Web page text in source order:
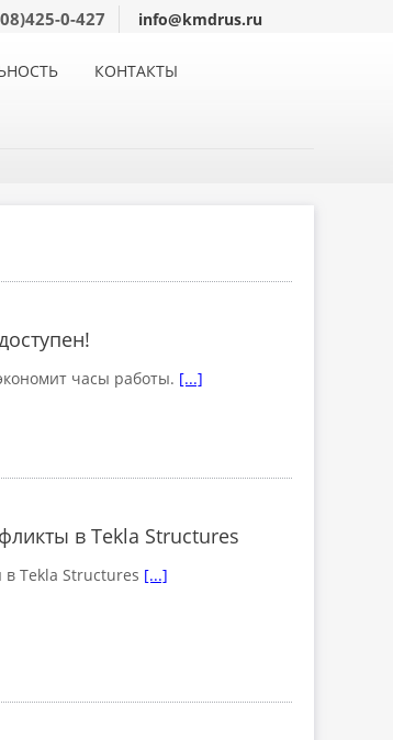
0-427 info@kmdrus.ru
КОНТАКТЫ
часы работы. [...]
в Tekla Structures
Tekla Structures [...]